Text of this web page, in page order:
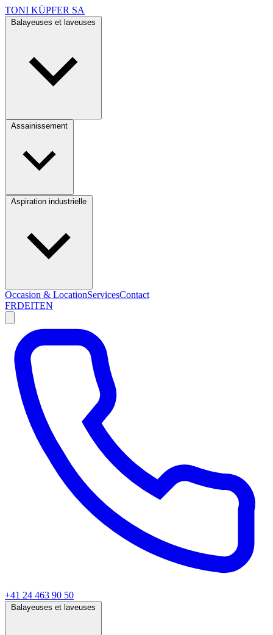
TONI KÜPFER SA
Occasion & LocationServicesContact
FRDEITEN
+41 24 463 90 50